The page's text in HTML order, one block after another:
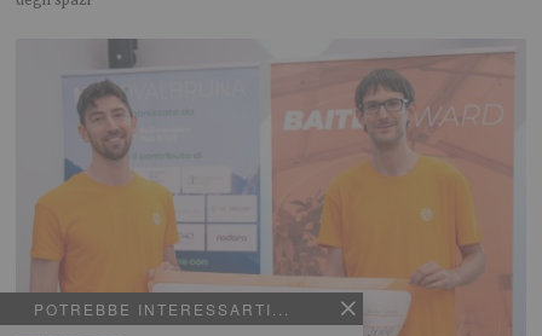
POTREBBE INTERESSARTI...